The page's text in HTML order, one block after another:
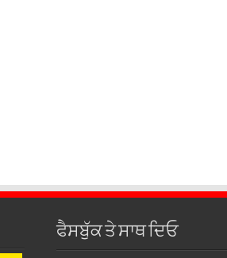
ਫੈਸਬੁੱਕ ਤੇ ਸਾਥ ਦਿਓ